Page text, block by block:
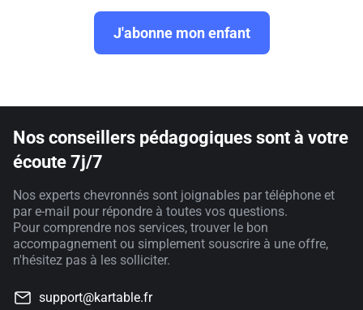
J'abonne mon enfant
Nos conseillers pédagogiques sont à votre
écoute 7j/7
Nos experts chevronnés sont joignables par téléphone et
par e-mail pour répondre à toutes vos questions.
Pour comprendre nos services, trouver le bon
accompagnement ou simplement souscrire à une offre,
n'hésitez pas à les solliciter.
support@kartable.fr